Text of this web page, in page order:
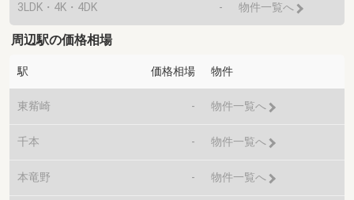
3LDK・4K・4DK - 物件一覧へ
周辺駅の価格相場
駅 価格相場 物件
東觜崎 - 物件一覧へ
千本 - 物件一覧へ
本竜野 - 物件一覧へ